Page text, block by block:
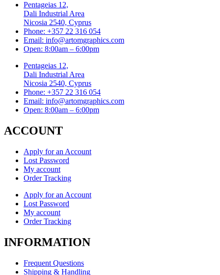
Pentageias 12,
Dali Industrial Area
Nicosia 2540, Cyprus
Phone: +357 22 316 054
Email: info@artomgraphics.com
Open: 8:00am – 6:00pm
Pentageias 12,
Dali Industrial Area
Nicosia 2540, Cyprus
Phone: +357 22 316 054
Email: info@artomgraphics.com
Open: 8:00am – 6:00pm
ACCOUNT
Apply for an Account
Lost Password
My account
Order Tracking
Apply for an Account
Lost Password
My account
Order Tracking
INFORMATION
Frequent Questions
Shipping & Handling